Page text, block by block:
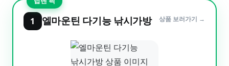
1 엘마운틴 다기능 낚시가방 상품 보러가기 →